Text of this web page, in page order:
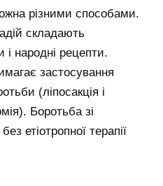
різними способами.
складають
і народні рецепти.
застосування
(ліпосакція і
Боротьба зі
етіотропної терапії